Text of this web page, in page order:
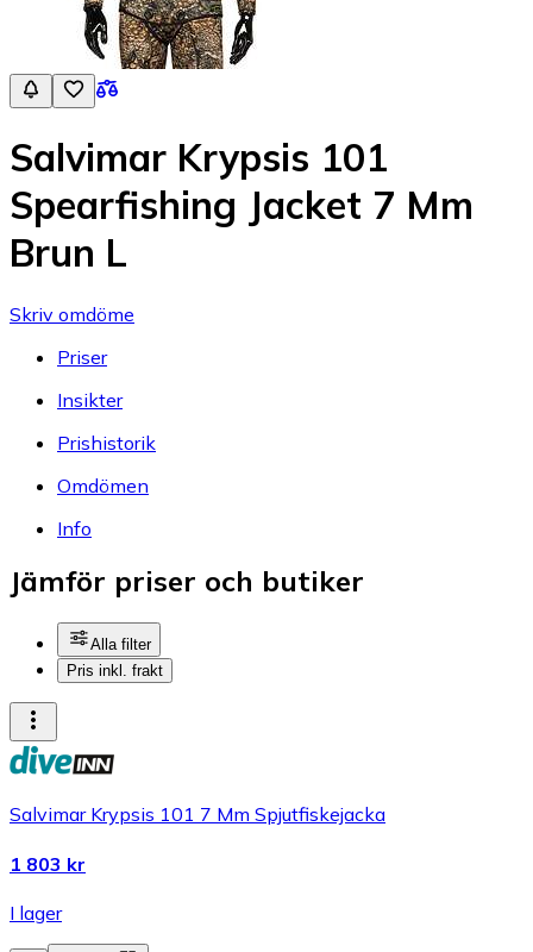
Salvimar Krypsis 101
Spearfishing Jacket 7 Mm
Brun L
Skriv omdöme
Priser
Insikter
Prishistorik
Omdömen
Info
Jämför priser och butiker
Alla filter
Pris inkl. frakt
Salvimar Krypsis 101 7 Mm Spjutfiskejacka
1 803 kr
I lager